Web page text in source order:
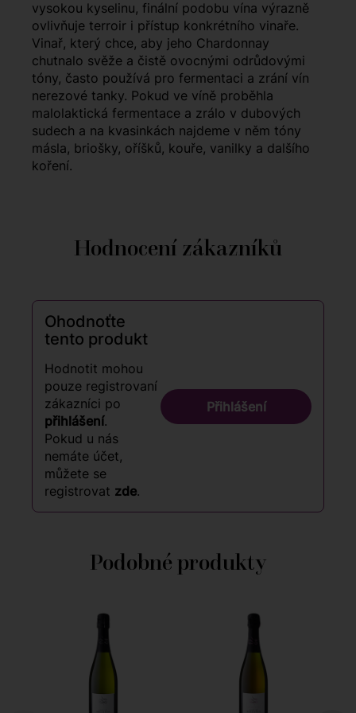
vysokou kyselinu, finální podobu vína výrazně
ovlivňuje terroir i přístup konkrétního vinaře.
Vinař, který chce, aby jeho Chardonnay
chutnalo svěže a čistě ovocnými odrůdovými
tóny, často používá pro fermentaci a zrání vín
nerezové tanky. Pokud ve víně proběhla
malolaktická fermentace a zrálo v dubových
sudech a na kvasinkách najdeme v něm tóny
másla, briošky, oříšků, kouře, vanilky a dalšího
koření.
Hodnocení zákazníků
Ohodnoťte
tento produkt
Hodnotit mohou
pouze registrovaní
zákazníci po
přihlášení.
Pokud u nás
nemáte účet,
můžete se
registrovat zde.
Přihlášení
Podobné produkty